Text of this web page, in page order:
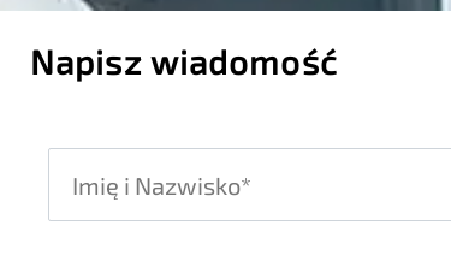
Napisz wiadomość